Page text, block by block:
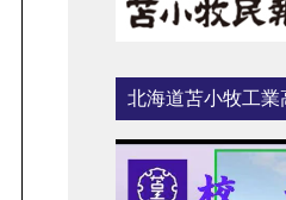
北海道苫小牧工業